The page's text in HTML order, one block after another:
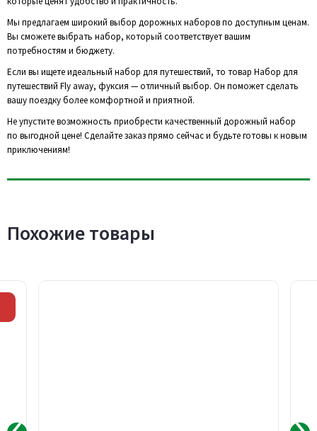
Мы предлагаем широкий выбор дорожных наборов по доступным ценам.
Вы сможете выбрать набор, который соответствует вашим
потребностям и бюджету.
Если вы ищете идеальный набор для путешествий, то товар Набор для
путешествий Fly away, фуксия — отличный выбор. Он поможет сделать
вашу поездку более комфортной и приятной.
Не упустите возможность приобрести качественный дорожный набор
по выгодной цене! Сделайте заказ прямо сейчас и будьте готовы к новым
приключениям!
Похожие товары